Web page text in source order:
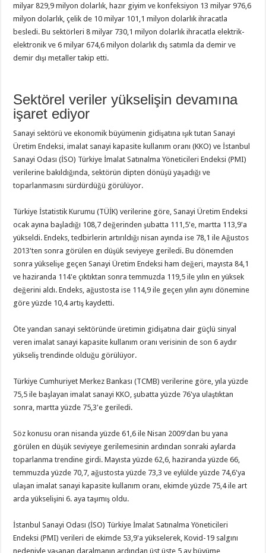
milyar 829,9 milyon dolarlık, hazır giyim ve konfeksiyon 13 milyar 976,6
milyon dolarlık, çelik de 10 milyar 101,1 milyon dolarlık ihracatla
besledi. Bu sektörleri 8 milyar 730,1 milyon dolarlık ihracatla elektrik-
elektronik ve 6 milyar 674,6 milyon dolarlık dış satımla da demir ve
demir dışı metaller takip etti.
Sektörel veriler yükselişin devamına
işaret ediyor
Sanayi sektörü ve ekonomik büyümenin gidişatına ışık tutan Sanayi
Üretim Endeksi, imalat sanayi kapasite kullanım oranı (KKO) ve İstanbul
Sanayi Odası (İSO) Türkiye İmalat Satınalma Yöneticileri Endeksi (PMI)
verilerine bakıldığında, sektörün dipten dönüşü yaşadığı ve
toparlanmasını sürdürdüğü görülüyor.
Türkiye İstatistik Kurumu (TÜİK) verilerine göre, Sanayi Üretim Endeksi
ocak ayına başladığı 108,7 değerinden şubatta 111,5'e, martta 113,9'a
yükseldi. Endeks, tedbirlerin artırıldığı nisan ayında ise 78,1 ile Ağustos
2013'ten sonra görülen en düşük seviyeye geriledi. Bu dönemden
sonra yükselişe geçen Sanayi Üretim Endeksi ham değeri, mayısta 84,1
ve haziranda 114'e çıktıktan sonra temmuzda 119,5 ile yılın en yüksek
değerini aldı. Endeks, ağustosta ise 114,9 ile geçen yılın aynı dönemine
göre yüzde 10,4 artış kaydetti.
Öte yandan sanayi sektöründe üretimin gidişatına dair güçlü sinyal
veren imalat sanayi kapasite kullanım oranı verisinin de son 6 aydır
yükseliş trendinde olduğu görülüyor.
Türkiye Cumhuriyet Merkez Bankası (TCMB) verilerine göre, yıla yüzde
75,5 ile başlayan imalat sanayi KKO, şubatta yüzde 76'ya ulaştıktan
sonra, martta yüzde 75,3'e geriledi.
Söz konusu oran nisanda yüzde 61,6 ile Nisan 2009'dan bu yana
görülen en düşük seviyeye gerilemesinin ardından sonraki aylarda
toparlanma trendine girdi. Mayısta yüzde 62,6, haziranda yüzde 66,
temmuzda yüzde 70,7, ağustosta yüzde 73,3 ve eylülde yüzde 74,6'ya
ulaşan imalat sanayi kapasite kullanım oranı, ekimde yüzde 75,4 ile art
arda yükselişini 6. aya taşımış oldu.
İstanbul Sanayi Odası (İSO) Türkiye İmalat Satınalma Yöneticileri
Endeksi (PMI) verileri de ekimde 53,9'a yükselerek, Kovid-19 salgını
nedeniyle yaşanan daralmanın ardından üst üste 5 ay büyüme